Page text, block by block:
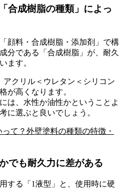
合成樹脂の種類」によっ
顔料・合成樹脂・添加剤」で構
分である「合成樹脂」が、耐久
ます。
クリル＜ウレタン＜シリコン
が高くなります。
は、水性か油性かということよ
に選ぶと良いでしょう。
て？外壁塗料の種類の特徴・
でも耐久力に差がある
する「1液型」と、使用時に硬